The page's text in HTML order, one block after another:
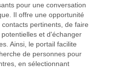
pour une conversation
Il offre une opportunité
pertinents, de faire
et d'échanger
Ainsi, le portail facilite
de personnes pour
en sélectionnant